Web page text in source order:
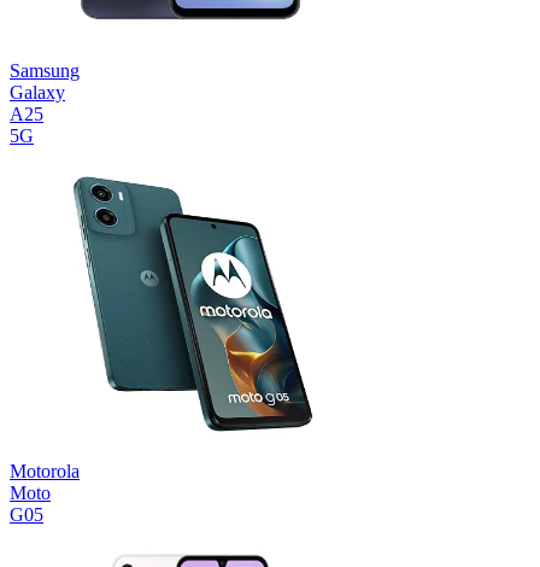
Samsung
Galaxy
A25
5G
Motorola
Moto
G05